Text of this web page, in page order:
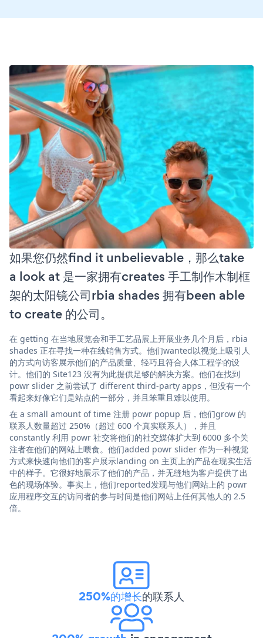
如果您仍然find it unbelievable，那么take
a look at 是一家拥有creates 手工制作木制框
架的太阳镜公司rbia shades 拥有been able
to create 的公司。
在 getting 在当地展览会和手工艺品展上开展业务几个月后，rbia
shades 正在寻找一种在线销售方式。他们wanted以视觉上吸引人
的方式向访客展示他们的产品质量、轻巧且符合人体工程学的设
计。他们的 Site123 没有为此提供足够的解决方案。他们在找到
powr slider 之前尝试了 different third-party apps，但没有一个
看起来好像它们是站点的一部分，并且笨重且难以使用。
在 a small amount of time 注册 powr popup 后，他们grow 的
联系人数量超过 250%（超过 600 个真实联系人），并且
constantly 利用 powr 社交将他们的社交媒体扩大到 6000 多个关
注者在他们的网站上喂食。他们added powr slider 作为一种视觉
方式来快速向他们的客户展示landing on 主页上的产品在现实生活
中的样子。它很好地展示了他们的产品，并无缝地为客户提供了出
色的现场体验。事实上，他们reported发现与他们网站上的 powr
应用程序交互的访问者的参与时间是他们网站上任何其他人的 2.5
倍。
250%的增长的联系人